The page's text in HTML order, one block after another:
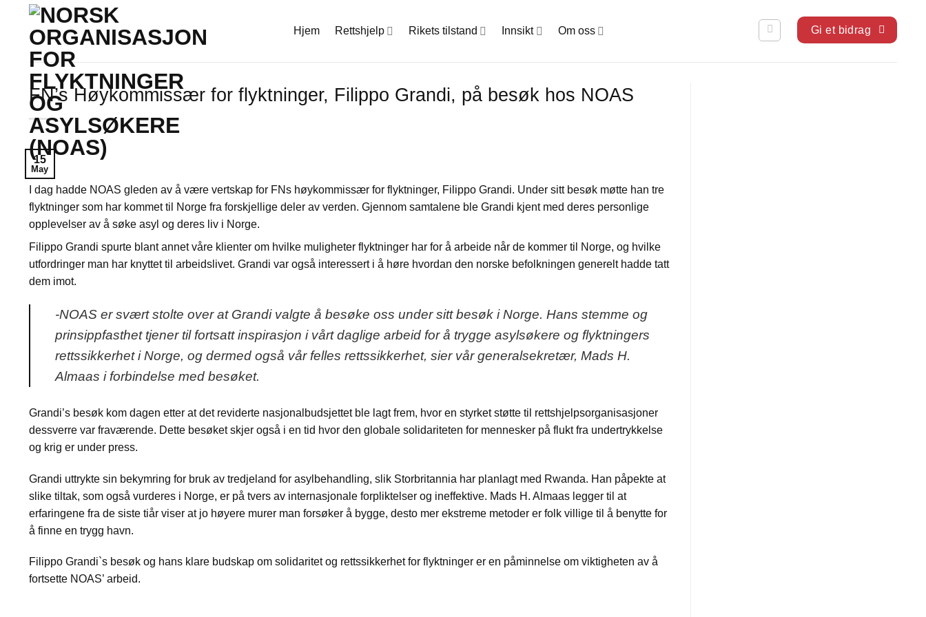
content
Hjem Rettshjelp Rikets tilstand Innsikt Om oss Gi et bidrag
FN’s Høykommissær for flyktninger, Filippo Grandi, på besøk hos NOAS
15
May
I dag hadde NOAS gleden av å være vertskap for FNs høykommissær for flyktninger, Filippo Grandi. Under sitt besøk møtte han tre
flyktninger som har kommet til Norge fra forskjellige deler av verden. Gjennom samtalene ble Grandi kjent med deres personlige
opplevelser av å søke asyl og deres liv i Norge.
Filippo Grandi spurte blant annet våre klienter om hvilke muligheter flyktninger har for å arbeide når de kommer til Norge, og hvilke
utfordringer man har knyttet til arbeidslivet. Grandi var også interessert i å høre hvordan den norske befolkningen generelt hadde tatt
dem imot.
-NOAS er svært stolte over at Grandi valgte å besøke oss under sitt besøk i Norge. Hans stemme og
prinsippfasthet tjener til fortsatt inspirasjon i vårt daglige arbeid for å trygge asylsøkere og flyktningers
rettssikkerhet i Norge, og dermed også vår felles rettssikkerhet, sier vår generalsekretær, Mads H.
Almaas i forbindelse med besøket.
Grandi’s besøk kom dagen etter at det reviderte nasjonalbudsjettet ble lagt frem, hvor en styrket støtte til rettshjelpsorganisasjoner
dessverre var fraværende. Dette besøket skjer også i en tid hvor den globale solidariteten for mennesker på flukt fra undertrykkelse
og krig er under press.
Grandi uttrykte sin bekymring for bruk av tredjeland for asylbehandling, slik Storbritannia har planlagt med Rwanda. Han påpekte at
slike tiltak, som også vurderes i Norge, er på tvers av internasjonale forpliktelser og ineffektive. Mads H. Almaas legger til at
erfaringene fra de siste tiår viser at jo høyere murer man forsøker å bygge, desto mer ekstreme metoder er folk villige til å benytte for
å finne en trygg havn.
Filippo Grandi`s besøk og hans klare budskap om solidaritet og rettssikkerhet for flyktninger er en påminnelse om viktigheten av å
fortsette NOAS’ arbeid.